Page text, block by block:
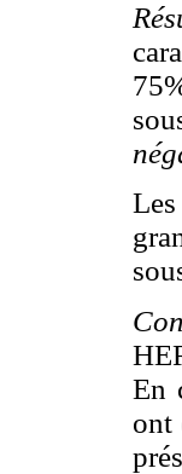
En
ont